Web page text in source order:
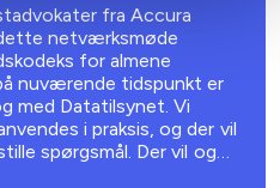
fra Accura
netværksmøde
for almene
nuværende tidspunkt er
med Datatilsynet. Vi
i praksis, og der vil
spørgsmål. Der vil også
om GDPR